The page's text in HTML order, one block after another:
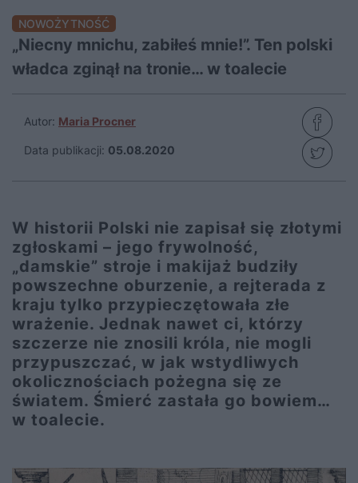
NOWOŻYTNOŚĆ
„Niecny mnichu, zabiłeś mnie!”. Ten polski
władca zginął na tronie… w toalecie
Autor: Maria Procner
Data publikacji: 05.08.2020
W historii Polski nie zapisał się złotymi
zgłoskami – jego frywolność,
„damskie” stroje i makijaż budziły
powszechne oburzenie, a rejterada z
kraju tylko przypieczętowała złe
wrażenie. Jednak nawet ci, którzy
szczerze nie znosili króla, nie mogli
przypuszczać, w jak wstydliwych
okolicznościach pożegna się ze
światem. Śmierć zastała go bowiem…
w toalecie.